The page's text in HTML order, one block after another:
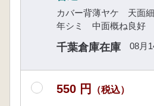
カバー背薄ヤケ 天面
年シミ 中面概ね良好
千葉倉庫在庫 08月
550 円 （税込）